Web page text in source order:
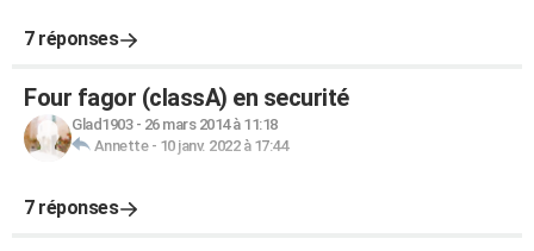
7 réponses
Four fagor (classA) en securité
Glad1903- 26 mars 2014 à 11:18
Annette- 10 janv. 2022 à 17:44
7 réponses